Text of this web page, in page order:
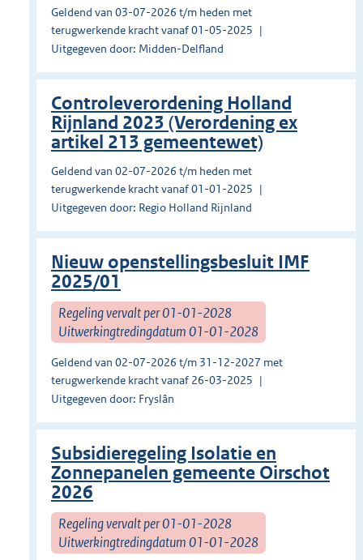
Geldend van 03-07-2026 t/m heden met
terugwerkende kracht vanaf 01-05-2025
Uitgegeven door: Midden-Delfland
Controleverordening Holland
Rijnland 2023 (Verordening ex
artikel 213 gemeentewet)
Geldend van 02-07-2026 t/m heden met
terugwerkende kracht vanaf 01-01-2025
Uitgegeven door: Regio Holland Rijnland
Nieuw openstellingsbesluit IMF
2025/01
Regeling vervalt per 01-01-2028
Uitwerkingtredingdatum 01-01-2028
Geldend van 02-07-2026 t/m 31-12-2027 met
terugwerkende kracht vanaf 26-03-2025
Uitgegeven door: Fryslân
Subsidieregeling Isolatie en
Zonnepanelen gemeente Oirschot
2026
Regeling vervalt per 01-01-2028
Uitwerkingtredingdatum 01-01-2028